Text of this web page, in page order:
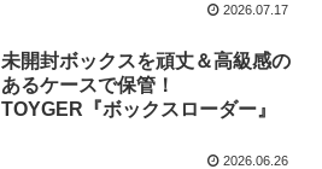
2026.07.17
未開封ボックスを頑丈＆高級感の
あるケースで保管！
TOYGER『ボックスローダー』
2026.06.26